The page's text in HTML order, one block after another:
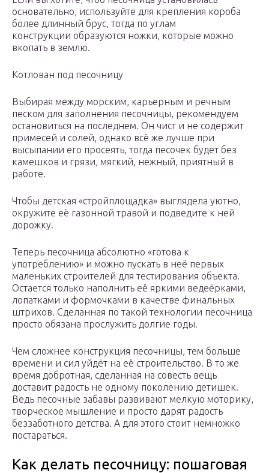
основательно, используйте для крепления короба
более длинный брус, тогда по углам
конструкции образуются ножки, которые можно
вкопать в землю.
Котлован под песочницу
Выбирая между морским, карьерным и речным
песком для заполнения песочницы, рекомендуем
остановиться на последнем. Он чист и не содержит
примесей и солей, однако всё же лучше при
высыпании его просеять, тогда песочек будет без
камешков и грязи, мягкий, нежный, приятный в
работе.
Чтобы детская «стройплощадка» выглядела уютно,
окружите её газонной травой и подведите к ней
дорожку.
Теперь песочница абсолютно «готова к
употреблению» и можно пускать в неё первых
маленьких строителей для тестирования объекта.
Остается только наполнить её яркими ведеёрками,
лопатками и формочками в качестве финальных
штрихов. Сделанная по такой технологии песочница
просто обязана прослужить долгие годы.
Чем сложнее конструкция песочницы, тем больше
времени и сил уйдёт на её строительство. В то же
время добротная, сделанная на совесть вещь
доставит радость не одному поколению детишек.
Ведь песочные забавы развивают мелкую моторику,
творческое мышление и просто дарят радость
беззаботного детства. А для этого стоит немножко
постараться.
Как делать песочницу: пошаговая